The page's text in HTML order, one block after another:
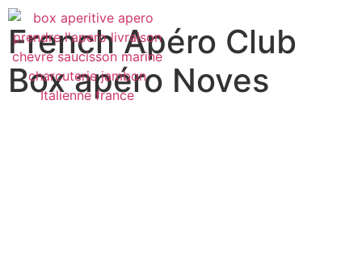
French Apéro Club
Box apéro Noves